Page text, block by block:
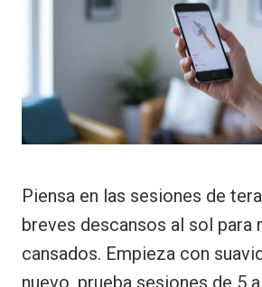
Piensa en las sesiones de
breves descansos al sol para
cansados. Empieza con
nuevo, prueba sesiones de 5